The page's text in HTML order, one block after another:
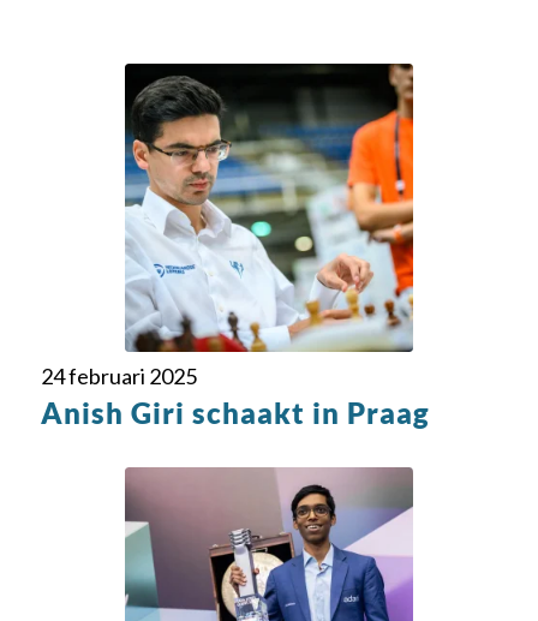
24 februari 2025
Anish Giri schaakt in Praag